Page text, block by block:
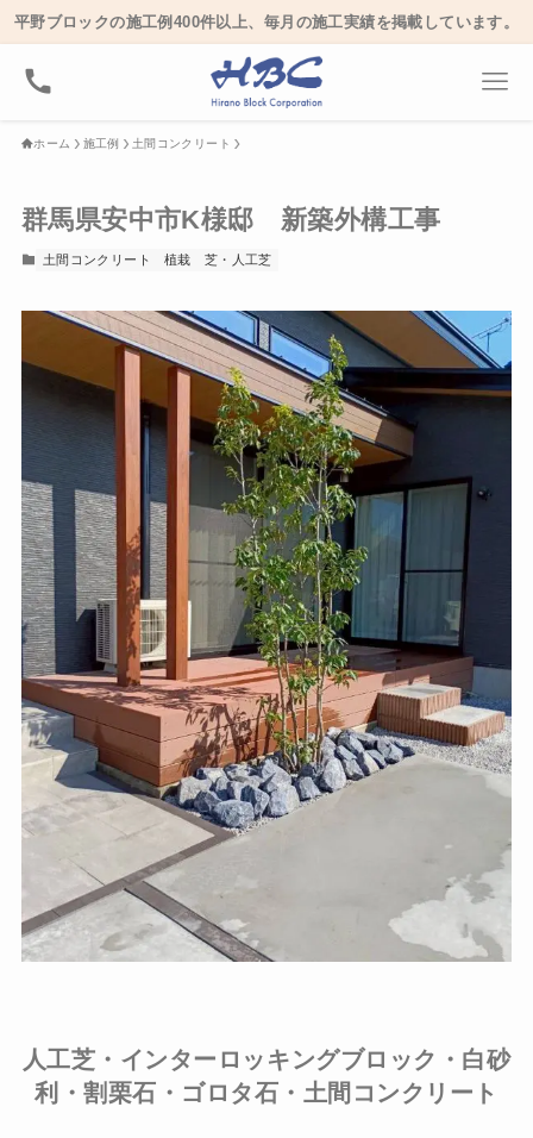
平野ブロックの施工例400件以上、毎月の施工実績を掲載しています。
ホーム 施工例 土間コンクリート
群馬県安中市K様邸 新築外構工事
土間コンクリート 植栽 芝・人工芝
人工芝・インターロッキングブロック・白砂
利・割栗石・ゴロタ石・土間コンクリート